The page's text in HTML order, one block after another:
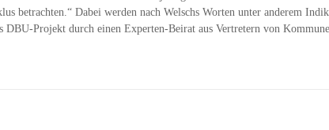
betrachten.“ Dabei werden nach Welschs Worten unter anderem
Projekt durch einen Experten-Beirat aus Vertretern von